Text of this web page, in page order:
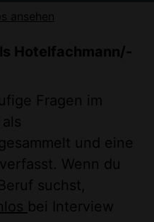
ansehen
Hotelfachmann/-
Fragen im
und eine
Wenn du
suchst,
bei Interview